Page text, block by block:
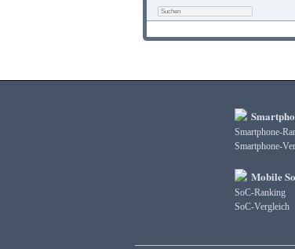
Smartphone-
Smartphone-
Mobile
SoC-Ranking
SoC-Vergleich